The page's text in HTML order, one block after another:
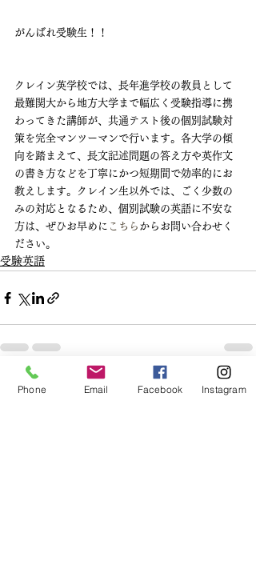
がんばれ受験生！！
クレイン英学校では、長年進学校の教員として
最難関大から地方大学まで幅広く受験指導に携
わってきた講師が、共通テスト後の個別試験対
策を完全マンツーマンで行います。各大学の傾
向を踏まえて、長文記述問題の答え方や英作文
の書き方などを丁寧にかつ短期間で効率的にお
教えします。クレイン生以外では、ごく少数の
みの対応となるため、個別試験の英語に不安な
方は、ぜひお早めに こちら からお問い合わせく
ださい。
受験英語
最新記事 すべて表示
Phone Email Facebook Instagram